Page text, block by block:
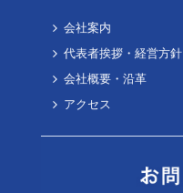
会社案内
代表者挨拶・経営方針
会社概要・沿革
アクセス